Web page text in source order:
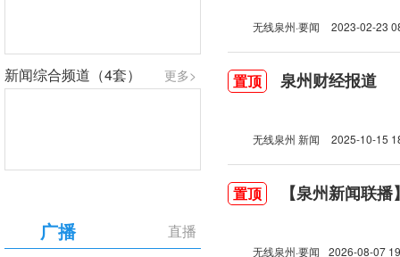
更多>
新闻综合频道（4套）
直播
广播
无线泉州·要闻 2023-02-23
置顶 泉州财经报道
无线泉州 新闻 2025-10-15
置顶 【泉州新闻联
无线泉州·要闻 2026-08-07